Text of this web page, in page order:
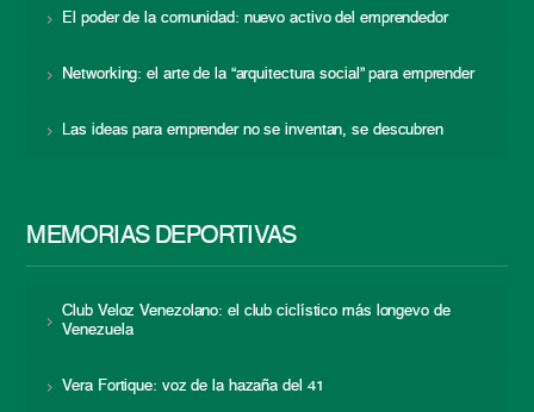
El poder de la comunidad: nuevo activo del emprendedor
Networking: el arte de la “arquitectura social” para emprender
Las ideas para emprender no se inventan, se descubren
MEMORIAS DEPORTIVAS
Club Veloz Venezolano: el club ciclístico más longevo de
Venezuela
Vera Fortique: voz de la hazaña del 41